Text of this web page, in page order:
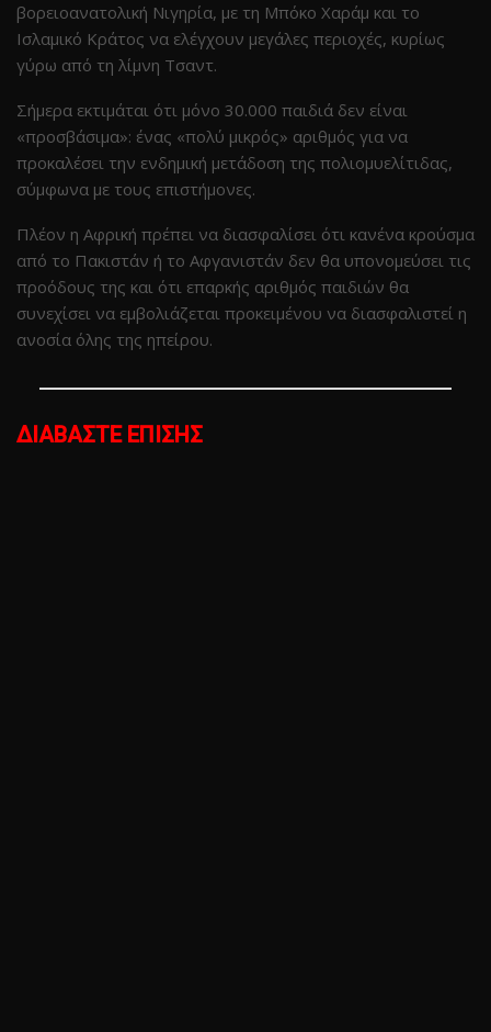
βορειοανατολική Νιγηρία, με τη Μπόκο Χαράμ και το
Ισλαμικό Κράτος να ελέγχουν μεγάλες περιοχές, κυρίως
γύρω από τη λίμνη Τσαντ.
Σήμερα εκτιμάται ότι μόνο 30.000 παιδιά δεν είναι
«προσβάσιμα»: ένας «πολύ μικρός» αριθμός για να
προκαλέσει την ενδημική μετάδοση της πολιομυελίτιδας,
σύμφωνα με τους επιστήμονες.
Πλέον η Αφρική πρέπει να διασφαλίσει ότι κανένα κρούσμα
από το Πακιστάν ή το Αφγανιστάν δεν θα υπονομεύσει τις
προόδους της και ότι επαρκής αριθμός παιδιών θα
συνεχίσει να εμβολιάζεται προκειμένου να διασφαλιστεί η
ανοσία όλης της ηπείρου.
ΔΙΑΒΑΣΤΕ ΕΠΙΣΗΣ